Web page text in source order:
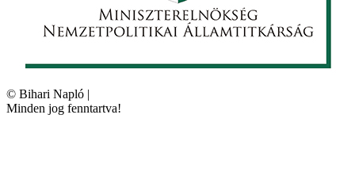
© Bihari Napló |
Minden jog fenntartva!